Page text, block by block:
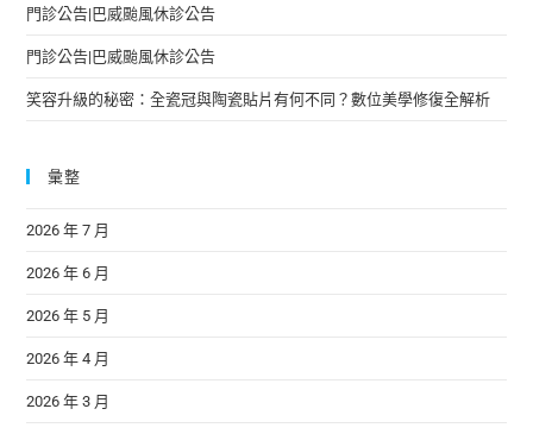
門診公告|巴威颱風休診公告
門診公告|巴威颱風休診公告
笑容升級的秘密：全瓷冠與陶瓷貼片有何不同？數位美學修復全解析
彙整
2026 年 7 月
2026 年 6 月
2026 年 5 月
2026 年 4 月
2026 年 3 月